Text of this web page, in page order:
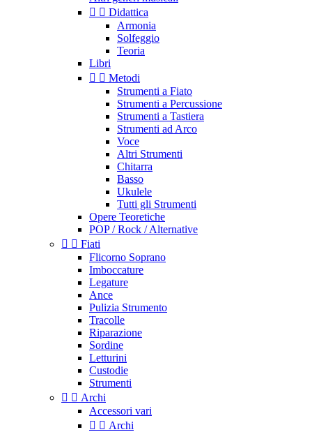
  Didattica
Armonia
Solfeggio
Teoria
Libri
  Metodi
Strumenti a Fiato
Strumenti a Percussione
Strumenti a Tastiera
Strumenti ad Arco
Voce
Altri Strumenti
Chitarra
Basso
Ukulele
Tutti gli Strumenti
Opere Teoretiche
POP / Rock / Alternative
  Fiati
Flicorno Soprano
Imboccature
Legature
Ance
Pulizia Strumento
Tracolle
Riparazione
Sordine
Letturini
Custodie
Strumenti
  Archi
Accessori vari
  Archi